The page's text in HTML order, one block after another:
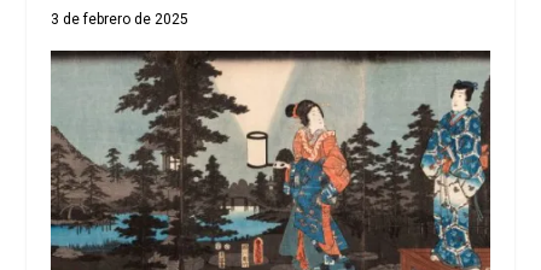
3 de febrero de 2025